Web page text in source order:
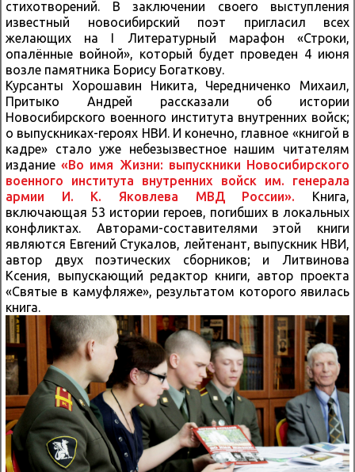
стихотворений. В заключении своего выступления
известный новосибирский поэт пригласил всех
желающих на I Литературный марафон «Строки,
опалённые войной», который будет проведен 4 июня
возле памятника Борису Богаткову.
Курсанты Хорошавин Никита, Чередниченко Михаил,
Притыко Андрей рассказали об истории
Новосибирского военного института внутренних войск;
о выпускниках-героях НВИ. И конечно, главное «книгой в
кадре» стало уже небезызвестное нашим читателям
издание«Во имя Жизни: выпускники Новосибирского
военного института внутренних войск им. генерала
армии И. К. Яковлева МВД России». Книга,
включающая 53 истории героев, погибших в локальных
конфликтах. Авторами-составителями этой книги
являются Евгений Стукалов, лейтенант, выпускник НВИ,
автор двух поэтических сборников; и Литвинова
Ксения, выпускающий редактор книги, автор проекта
«Святые в камуфляже», результатом которого явилась
книга.